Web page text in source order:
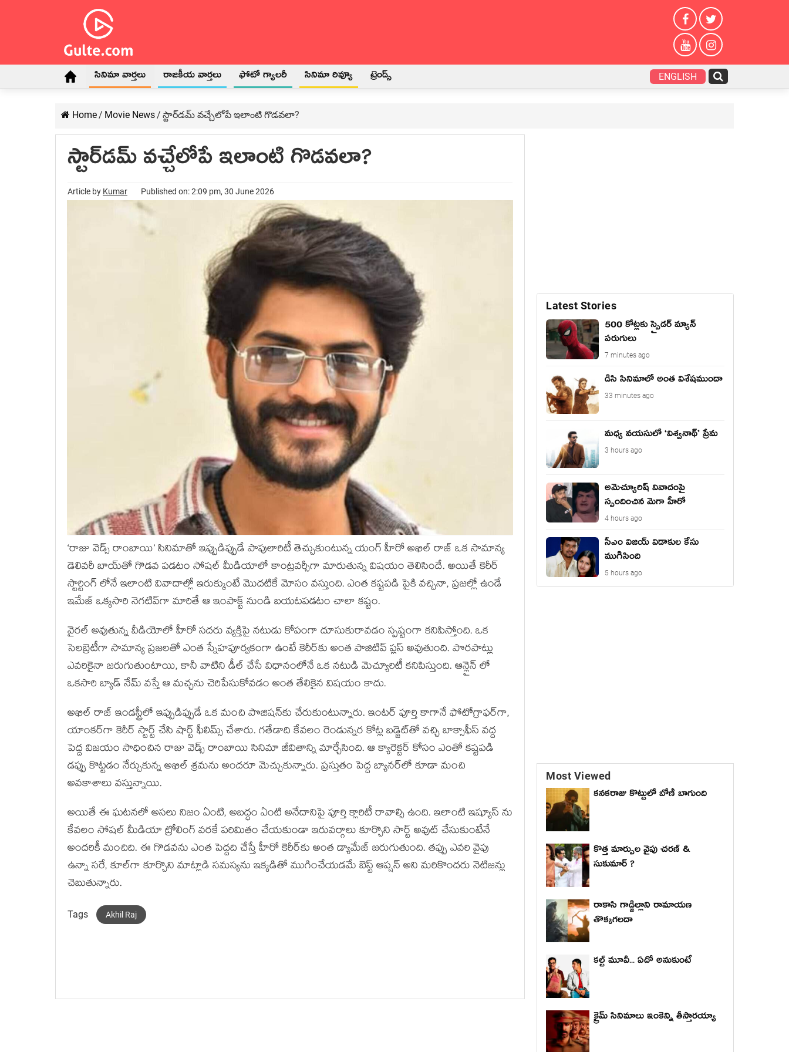
సినిమా వార్తలు రాజకీయ వార్తలు ఫోటో గ్యాలరీ సినిమా రివ్యూ ట్రెండ్స్ ENGLISH
Home/ Movie News/ స్టార్‌డమ్ వచ్చేలోపే ఇలాంటి గొడవలా?
స్టార్‌డమ్ వచ్చేలోపే ఇలాంటి గొడవలా?
Article by Kumar Published on: 2:09 pm, 30 June 2026
‘రాజు వెడ్స్ రాంబాయి’ సినిమాతో ఇప్పుడిప్పుడే పాపులారిటీ తెచ్చుకుంటున్న యంగ్ హీరో అఖిల్ రాజ్ ఒక సామాన్య
డెలివరీ బాయ్‌తో గొడవ పడటం సోషల్ మీడియాలో కాంట్రవర్సీగా మారుతున్న విషయం తెలిసిందే. అయితే కెరీర్
స్టార్టింగ్ లోనే ఇలాంటి వివాదాల్లో ఇరుక్కుంటే మొదటికే మోసం వస్తుంది. ఎంత కష్టపడి పైకి వచ్చినా, ప్రజల్లో ఉండే
ఇమేజ్ ఒక్కసారి నెగటివ్‌గా మారితే ఆ ఇంపాక్ట్ నుండి బయటపడటం చాలా కష్టం.
వైరల్ అవుతున్న వీడియోలో హీరో సదరు వ్యక్తిపై నటుడు కోపంగా దూసుకురావడం స్పష్టంగా కనిపిస్తోంది. ఒక
సెలబ్రెటీగా సామాన్య ప్రజలతో ఎంత స్నేహపూర్వకంగా ఉంటే కెరీర్‌కు అంత పాజిటివ్ ప్లస్ అవుతుంది. పొరపాట్లు
ఎవరికైనా జరుగుతుంటాయి, కానీ వాటిని డీల్ చేసే విధానంలోనే ఒక నటుడి మెచ్యూరిటీ కనిపిస్తుంది. ఆన్లైన్ లో
ఒకసారి బ్యాడ్ నేమ్ వస్తే ఆ మచ్చను చెరిపేసుకోవడం అంత తేలికైన విషయం కాదు.
అఖిల్ రాజ్ ఇండస్ట్రీలో ఇప్పుడిప్పుడే ఒక మంచి పొజిషన్‌కు చేరుకుంటున్నారు. ఇంటర్ పూర్తి కాగానే ఫోటోగ్రాఫర్‌గా,
యాంకర్‌గా కెరీర్ స్టార్ట్ చేసి షార్ట్ ఫీలిమ్స్ చేశారు. గతేడాది కేవలం రెండున్నర కోట్ల బడ్జెట్‌తో వచ్చి బాక్సాఫీస్ వద్ద
పెద్ద విజయం సాధించిన రాజు వెడ్స్ రాంబాయి సినిమా జీవితాన్ని మార్చేసింది. ఆ క్యారెక్టర్ కోసం ఎంతో కష్టపడి
డప్పు కొట్టడం నేర్చుకున్న అఖిల్ శ్రమను అందరూ మెచ్చుకున్నారు. ప్రస్తుతం పెద్ద బ్యానర్‌లో కూడా మంచి
అవకాశాలు వస్తున్నాయి.
అయితే ఈ ఘటనలో అసలు నిజం ఏంటి, అబద్ధం ఏంటి అనేదానిపై పూర్తి క్లారిటీ రావాల్సి ఉంది. ఇలాంటి ఇష్యూస్ ను
కేవలం సోషల్ మీడియా ట్రోలింగ్ వరకే పరిమితం చేయకుండా ఇరువర్గాలు కూర్చొని సార్ట్ అవుట్ చేసుకుంటేనే
అందరికీ మంచిది. ఈ గొడవను ఎంత పెద్దది చేస్తే హీరో కెరీర్‌కు అంత డ్యామేజ్ జరుగుతుంది. తప్పు ఎవరి వైపు
ఉన్నా సరే, కూల్‌గా కూర్చొని మాట్లాడి సమస్యను ఇక్కడితో ముగించేయడమే బెస్ట్ ఆప్షన్ అని మరికొందరు నెటిజన్లు
చెబుతున్నారు.
Tags Akhil Raj
Latest Stories
500 కోట్లకు స్పైడర్ మ్యాన్
పరుగులు
7 minutes ago
డిసి సినిమాలో అంత విశేషముందా
33 minutes ago
మధ్య వయసులో ‘విశ్వనాథ్’ ప్రేమ
3 hours ago
అమెచ్యూరిష్ వివాదంపై
స్పందించిన మెగా హీరో
4 hours ago
సీఎం విజయ్ విడాకుల కేసు
ముగిసింది
5 hours ago
Most Viewed
కనకరాజు కొట్టులో బోణీ బాగుంది
కొత్త మార్పుల వైపు చరణ్ &
సుకుమార్ ?
రాకాసి గాడ్జిల్లాని రామాయణ
తొక్కగలదా
కల్ట్ మూవీ... ఏదో అనుకుంటే
క్రైమ్ సినిమాలు ఇంకెన్ని తీస్తారయ్యా